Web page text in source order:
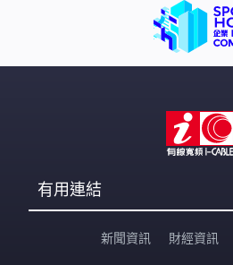
有用連結
新聞資訊 財經資訊